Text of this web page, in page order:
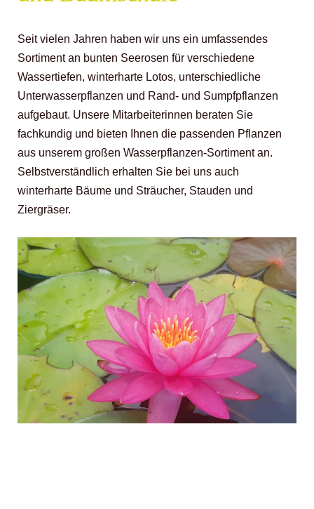
Seit vielen Jahren haben wir uns ein umfassendes
Sortiment an bunten Seerosen für verschiedene
Wassertiefen, winterharte Lotos, unterschiedliche
Unterwasserpflanzen und Rand- und Sumpfpflanzen
aufgebaut. Unsere Mitarbeiterinnen beraten Sie
fachkundig und bieten Ihnen die passenden Pflanzen
aus unserem großen Wasserpflanzen-Sortiment an.
Selbstverständlich erhalten Sie bei uns auch
winterharte Bäume und Sträucher, Stauden und
Ziergräser.